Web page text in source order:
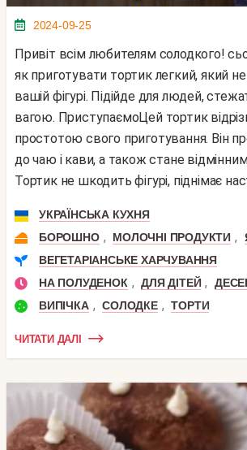
2024-09-25
Привіт всім любителям солодкого! сьогодні розповім,
як приготувати тортик легкий, який
вашій фігурі. Підійде для людей,
вагою. ПриступаємоЦей тортик
простотою свого приготування. Він
до чаю і кави, а також стане
Тортик не шкодить фігурі, піднімає
УКРАЇНСЬКА КУХНЯ
БОРОШНО , МОЛОЧНІ ПРОДУКТИ ,
ВЕГЕТАРІАНСЬКЕ ХАРЧУВАННЯ
НА ПОЛУДЕНОК , ДЛЯ ДІТЕЙ ,
ВИПІЧКА , СОЛОДКЕ , ТОРТИ
ЧИТАТИ ДАЛІ